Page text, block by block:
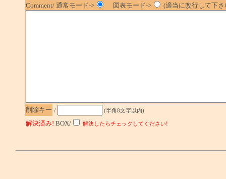
Comment/ 通常モード->
図表モード-> (適当に改行して下
削除キー / (半角8文字以内)
解決済み! BOX/ 解決したらチェックしてください!